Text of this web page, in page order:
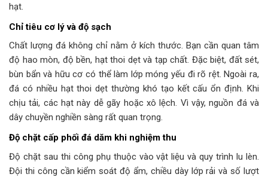
hạt.
Chỉ tiêu cơ lý và độ sạch
Chất lượng đá không chỉ nằm ở kích thước. Bạn cần quan tâm
độ hao mòn, độ bền, hạt thoi dẹt và tạp chất. Đặc biệt, đất sét,
bùn bẩn và hữu cơ có thể làm lớp móng yếu đi rõ rệt. Ngoài ra,
đá có nhiều hạt thoi dẹt thường khó tạo kết cấu ổn định. Khi
chịu tải, các hạt này dễ gãy hoặc xô lệch. Vì vậy, nguồn đá và
dây chuyền nghiền sàng rất quan trọng.
Độ chặt cấp phối đá dăm khi nghiệm thu
Độ chặt sau thi công phụ thuộc vào vật liệu và quy trình lu lèn.
Đội thi công cần kiểm soát độ ẩm, chiều dày lớp rải và số lượt